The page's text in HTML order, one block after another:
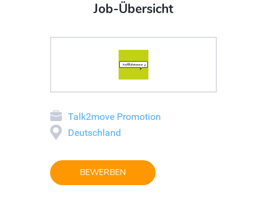
Job-Übersicht
Talk2move Promotion
Deutschland
BEWERBEN